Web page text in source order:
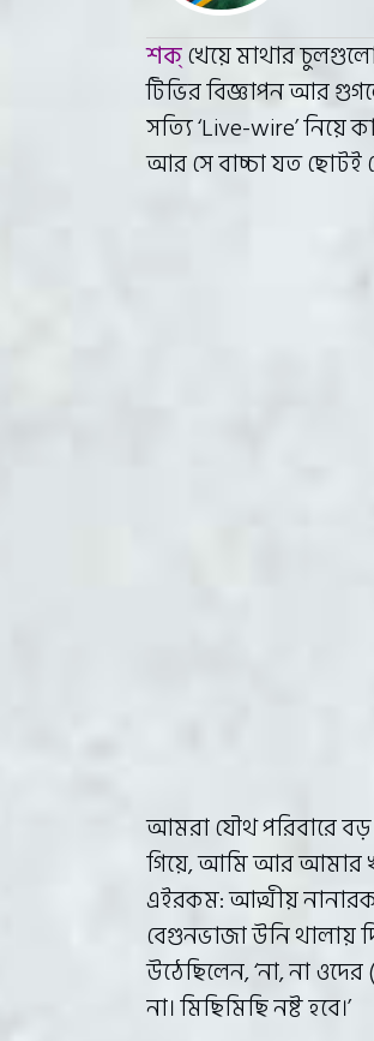
শক্খেয়ে মাথার
টিভির বিজ্ঞাপন আর
সত্যি ‘Live-wire’ নিয়ে
আর সে বাচ্চা যত ছোটই
আমরা যৌথ পরিবারে
গিয়ে, আমি আর আমার
এইরকম: আত্মীয়
বেগুনভাজা উনি থালায়
উঠেছিলেন, ‘না, না
না। মিছিমিছি নষ্ট হবে।’